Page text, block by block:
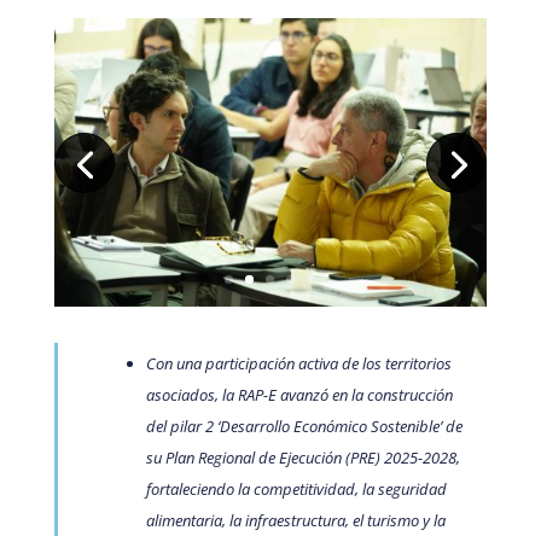
Con una participación activa de los territorios
asociados, la RAP-E avanzó en la construcción
del pilar 2 ‘Desarrollo Económico Sostenible’ de
su Plan Regional de Ejecución (PRE) 2025-2028,
fortaleciendo la competitividad, la seguridad
alimentaria, la infraestructura, el turismo y la